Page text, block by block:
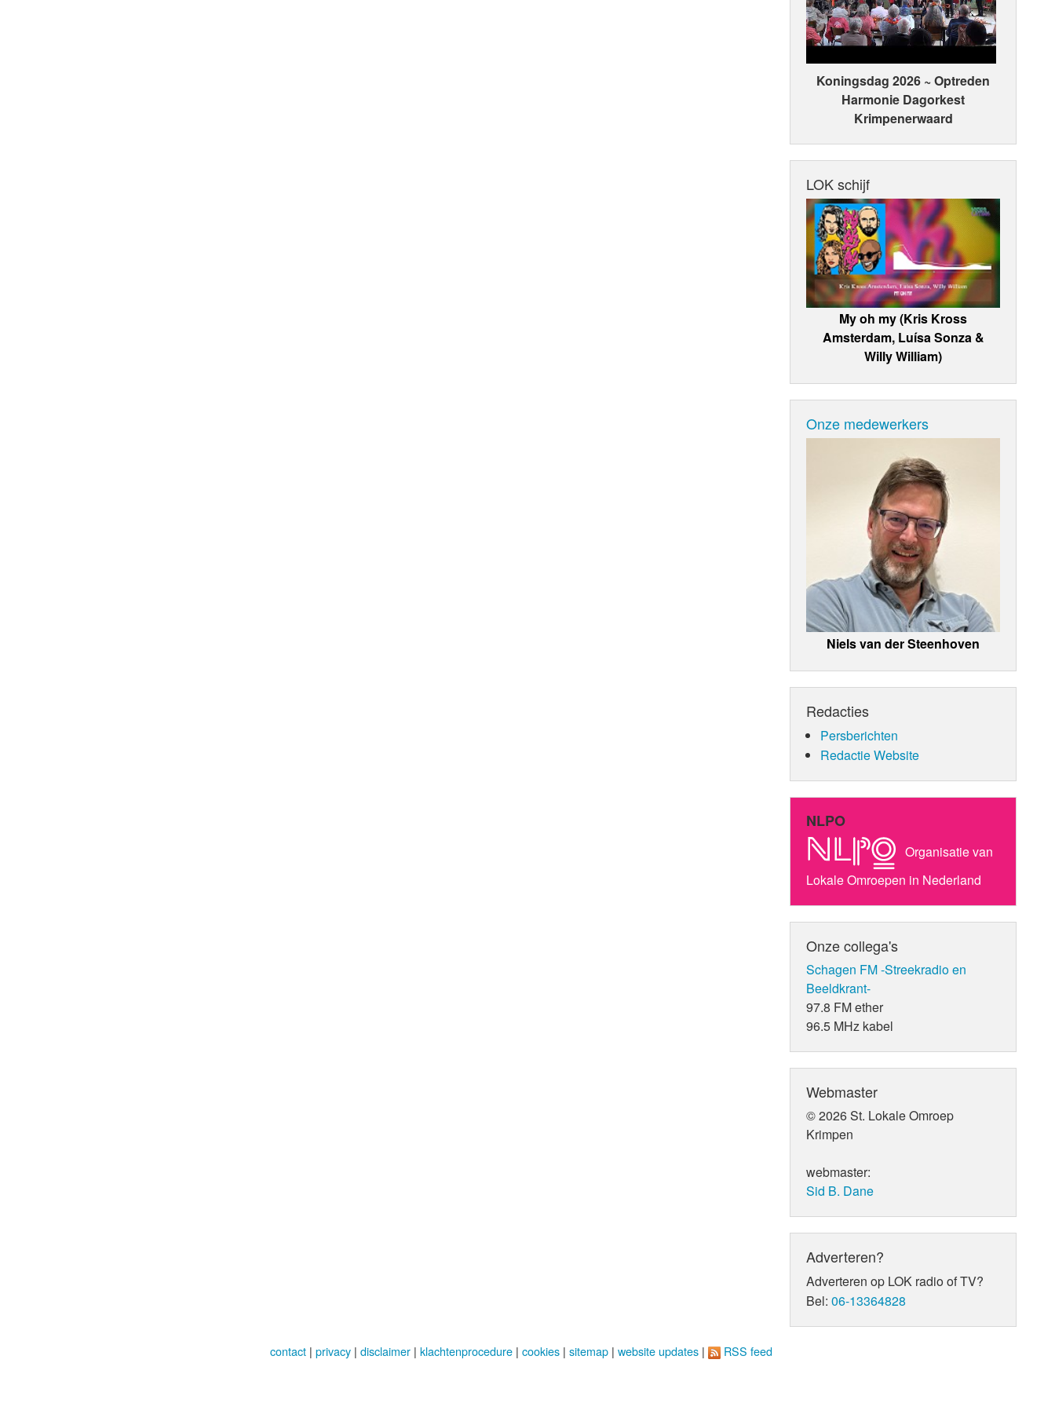
Koningsdag 2026 ~ Optreden
Harmonie Dagorkest
Krimpenerwaard
LOK schijf
My oh my (Kris Kross
Amsterdam, Luísa Sonza &
Willy William)
Onze medewerkers
Niels van der Steenhoven
Redacties
Persberichten
Redactie Website
NLPO
Organisatie van
Lokale Omroepen in Nederland
Onze collega's
Schagen FM -Streekradio en
Beeldkrant-
97.8 FM ether
96.5 MHz kabel
Webmaster
© 2026 St. Lokale Omroep
Krimpen
webmaster:
Sid B. Dane
Adverteren?
Adverteren op LOK radio of TV?
Bel:06-13364828
contact |privacy |disclaimer |klachtenprocedure |cookies |sitemap |website updates | RSS feed